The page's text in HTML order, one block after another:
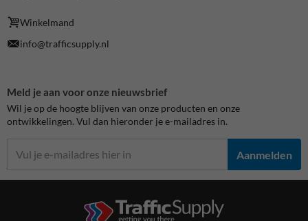
Winkelmand
info@trafficsupply.nl
Meld je aan voor onze nieuwsbrief
Wil je op de hoogte blijven van onze producten en onze
ontwikkelingen. Vul dan hieronder je e-mailadres in.
Aanmelden